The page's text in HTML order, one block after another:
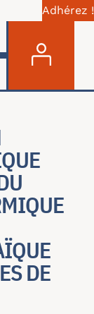
Adhérez !
DE